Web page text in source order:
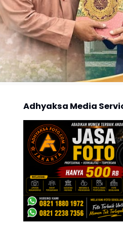
Adhyaksa Media